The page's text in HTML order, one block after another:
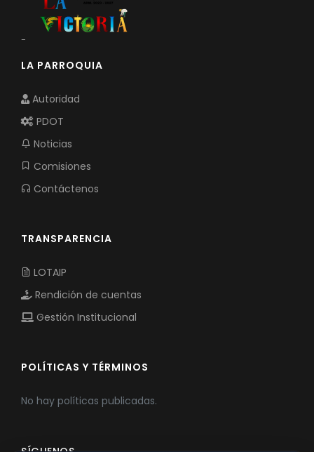
-
LA PARROQUIA
Autoridad
PDOT
Noticias
Comisiones
Contáctenos
TRANSPARENCIA
LOTAIP
Rendición de cuentas
Gestión Institucional
POLÍTICAS Y TÉRMINOS
No hay políticas publicadas.